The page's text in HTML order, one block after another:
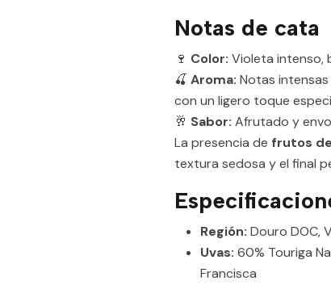
Notas de cata
🍷 Color: Violeta intenso,
🍒 Aroma: Notas intensas
con un ligero toque
🥂 Sabor: Afrutado y
La presencia de frutos
textura sedosa y el final
Región: Douro DOC,
Uvas: 60% Touriga
Francisca